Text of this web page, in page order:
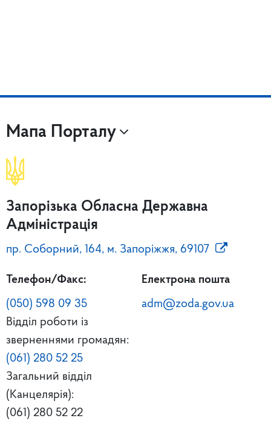
Мапа Порталу
Запорізька Обласна Державна
Адміністрація
пр. Соборний, 164, м. Запоріжжя, 69107
Телефон/Факс:
(050) 598 09 35
Відділ роботи із
зверненнями громадян:
(061) 280 52 25
Загальний відділ
(Канцелярія):
(061) 280 52 22
Електрона пошта
adm@zoda.gov.ua